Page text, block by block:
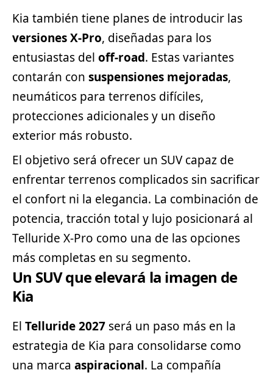
Kia también tiene planes de introducir las
versiones X-Pro, diseñadas para los
entusiastas del off-road. Estas variantes
contarán con suspensiones mejoradas,
neumáticos para terrenos difíciles,
protecciones adicionales y un diseño
exterior más robusto.
El objetivo será ofrecer un SUV capaz de
enfrentar terrenos complicados sin sacrificar
el confort ni la elegancia. La combinación de
potencia, tracción total y lujo posicionará al
Telluride X-Pro como una de las opciones
más completas en su segmento.
Un SUV que elevará la imagen de
Kia
El Telluride 2027 será un paso más en la
estrategia de Kia para consolidarse como
una marca aspiracional. La compañía